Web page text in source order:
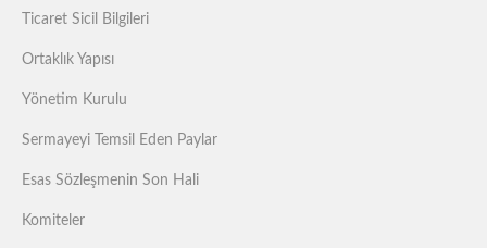
Ticaret Sicil Bilgileri
Ortaklık Yapısı
Yönetim Kurulu
Sermayeyi Temsil Eden Paylar
Esas Sözleşmenin Son Hali
Komiteler